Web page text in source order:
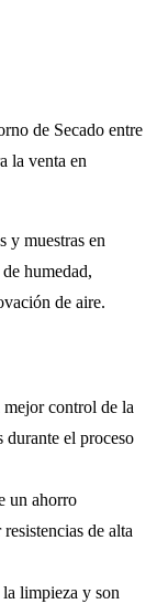
de Secado entre
la venta en
y muestras en
humedad,
de aire.
control de la
durante el proceso
un ahorro
de alta
limpieza y son